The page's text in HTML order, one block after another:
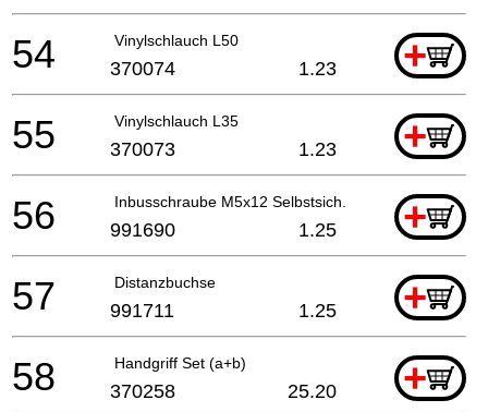
Vinylschlauch L50 +
54 370074 1.23
Vinylschlauch L35 +
55 370073 1.23
Inbusschraube M5x12 Selbstsich. 2.1996 For Cover
+
56 991690 1.25
Distanzbuchse +
57 991711 1.25
Handgriff Set (a+b) +
58 370258 25.20